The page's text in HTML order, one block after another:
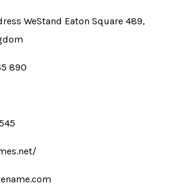
WeStand Eaton Square 489,
890